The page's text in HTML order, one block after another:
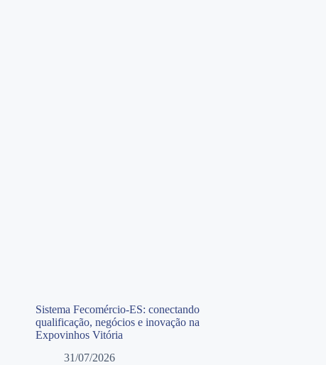
Sistema Fecomércio-ES: conectando
qualificação, negócios e inovação na
Expovinhos Vitória
31/07/2026